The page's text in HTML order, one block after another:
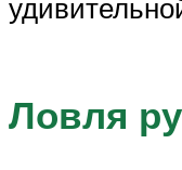
Ловля